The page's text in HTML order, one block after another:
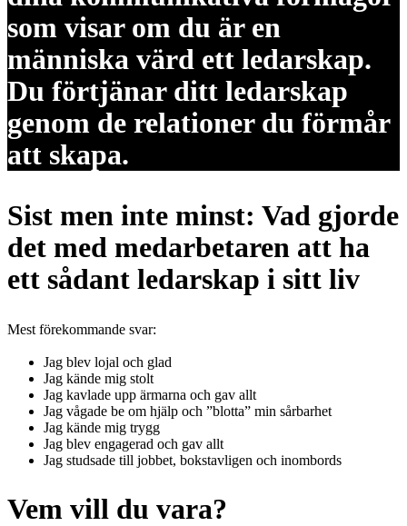
som visar om du är en
människa värd ett ledarskap.
Du förtjänar ditt ledarskap
genom de relationer du förmår
att skapa.
Sist men inte minst: Vad gjorde
det med medarbetaren att ha
ett sådant ledarskap i sitt liv
Mest förekommande svar:
Jag blev lojal och glad
Jag kände mig stolt
Jag kavlade upp ärmarna och gav allt
Jag vågade be om hjälp och ”blotta” min sårbarhet
Jag kände mig trygg
Jag blev engagerad och gav allt
Jag studsade till jobbet, bokstavligen och inombords
Vem vill du vara?